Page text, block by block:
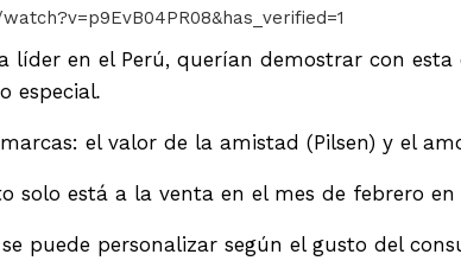
líder en el Perú, querían demostrar con
especial.
el valor de la amistad (Pilsen) y el
solo está a la venta en el mes de febrero
puede personalizar según el gusto del